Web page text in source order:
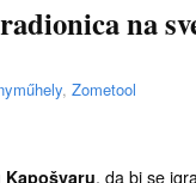
na
, Zometool
, da bi se